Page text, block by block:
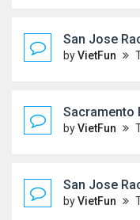
San Jose
byVietFun
Sacramento
byVietFun
San Jose
byVietFun